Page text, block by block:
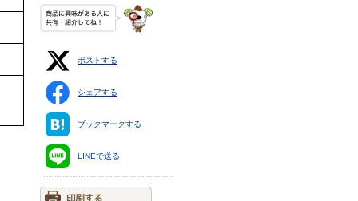
ポストする
シェアする
ブックマークする
LINEで送る